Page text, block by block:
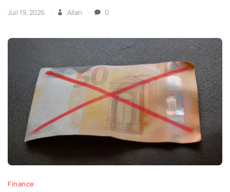
Juil 19, 2026 Allan 0
Finance